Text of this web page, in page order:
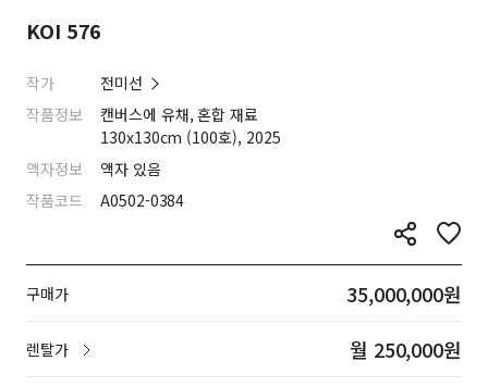
KOI 576
작가
전미선
작품정보
캔버스에 유채, 혼합 재료
130x130cm (100호), 2025
액자정보
액자 있음
작품코드
A0502-0384
구매가 35,000,000원
렌탈가 월 250,000원